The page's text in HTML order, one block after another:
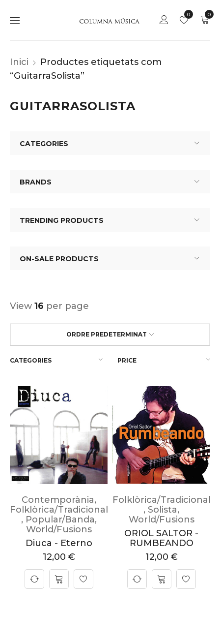
0
0
Inici
Productes etiquetats com
“GuitarraSolista”
GUITARRASOLISTA
CATEGORIES
BRANDS
TRENDING PRODUCTS
ON-SALE PRODUCTS
ORDRE PREDETERMINAT
View 16 per page
CATEGORIES PRICE
Contemporània,
Folklòrica/Tradicional
, Popular/Banda,
World/Fusions
Diuca - Eterno
12,00 €
Folklòrica/Tradicional
, Solista,
World/Fusions
ORIOL SALTOR -
RUMBEANDO
12,00 €